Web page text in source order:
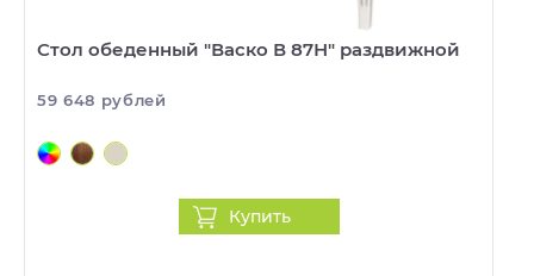
Стол обеденный "Васко В 87Н" раздвижной
59 648 рублей
Купить